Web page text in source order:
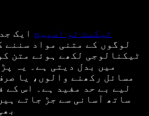
ٹیکسٹ ٹو اسپیچ ایک
لوگوں کے متنی مواد سننے
ٹیکنالوجی لکھے ہوئے متن
میں بدل دیتی ہے۔ یہ
مسائل رکھنے والوں، یا
لیے بے حد مفید ہے۔ اس کے
ساتھ آسانی سے جڑ جاتے